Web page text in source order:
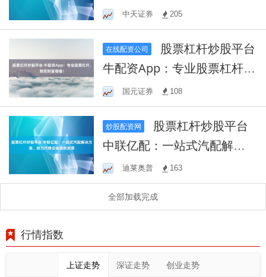
背后的真相与可行性
中天证券 205
在线配资公司
牛配资App：专业股票杠杆，
助您财富增值！
国元证券 108
炒股配资网
中联亿配：一站式汽配解决
方案，助力汽修企业高效发
展
迪莱奥普 163
全部加载完成
行情指数
上证走势 深证走势 创业走势